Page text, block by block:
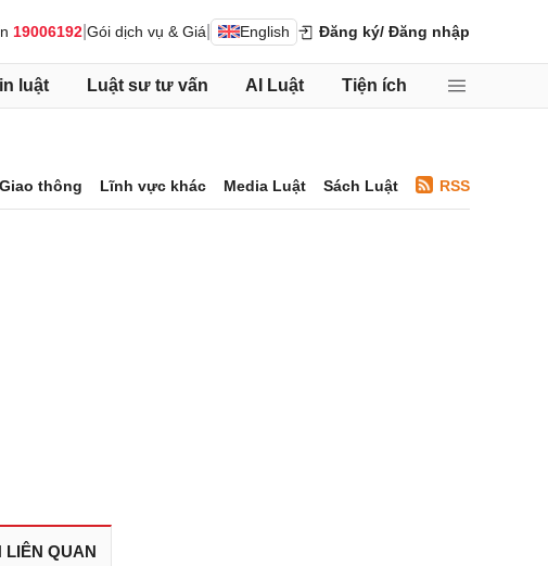
19006192 Gói dịch vụ & Giá English Đăng ký/ Đăng nhập
luật Luật sư tư vấn AI Luật Tiện ích
Giao thông Lĩnh vực khác Media Luật Sách Luật RSS
LIÊN QUAN